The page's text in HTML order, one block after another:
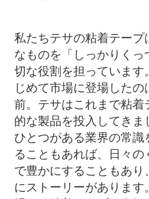
私たちテサの粘着テープ
なものを「しっかりくっ
切な役割を担っています
じめて市場に登場した
前。テサはこれまで粘着
的な製品を投入してきま
ひとつがある業界の常識
ることもあれば、日々の
で豊かにすることもあり
にストーリーがあります